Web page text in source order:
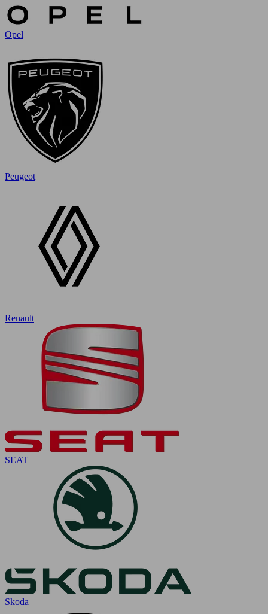
Opel
Peugeot
Renault
SEAT
Skoda